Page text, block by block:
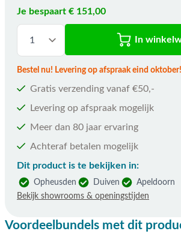
Je bespaart € 151,00
In
Bestel nu! Levering op afspraak eind oktober!
Gratis verzending vanaf €50,-
Levering op afspraak mogelijk
Meer dan 80 jaar ervaring
Achteraf betalen mogelijk
Dit product is te bekijken in:
Opheusden Duiven
Apeldoorn
Bekijk showrooms & openingstijden
Voordeelbundels met dit